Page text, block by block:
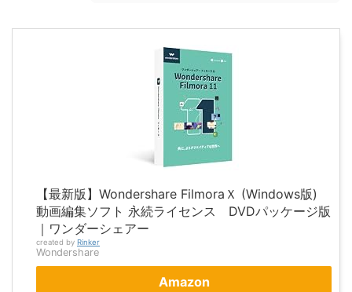
【最新版】Wondershare FilmoraＸ (Windows版)
動画編集ソフト 永続ライセンス DVDパッケージ版
｜ワンダーシェアー
created by Rinker
Wondershare
Amazon